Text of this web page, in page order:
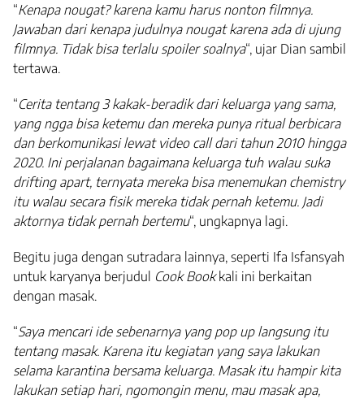
“Kenapa nougat? karena kamu harus nonton filmnya.
Jawaban dari kenapa judulnya nougat karena ada di ujung
filmnya. Tidak bisa terlalu spoiler soalnya“, ujar Dian sambil
tertawa.
“Cerita tentang 3 kakak-beradik dari keluarga yang sama,
yang ngga bisa ketemu dan mereka punya ritual berbicara
dan berkomunikasi lewat video call dari tahun 2010 hingga
2020. Ini perjalanan bagaimana keluarga tuh walau suka
drifting apart, ternyata mereka bisa menemukan chemistry
itu walau secara fisik mereka tidak pernah ketemu. Jadi
aktornya tidak pernah bertemu“, ungkapnya lagi.
Begitu juga dengan sutradara lainnya, seperti Ifa Isfansyah
untuk karyanya berjudul Cook Bookkali ini berkaitan
dengan masak.
“Saya mencari ide sebenarnya yang pop up langsung itu
tentang masak. Karena itu kegiatan yang saya lakukan
selama karantina bersama keluarga. Masak itu hampir kita
lakukan setiap hari, ngomongin menu, mau masak apa,